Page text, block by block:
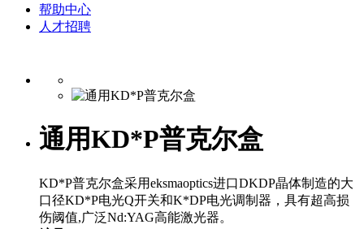
帮助中心
人才招聘
通用KD*P普克尔盒
KD*P普克尔盒采用eksmaoptics进口DKDP晶体制造的大
口径KD*P电光Q开关和K*DP电光调制器，具有超高损
伤阈值,广泛Nd:YAG高能激光器。